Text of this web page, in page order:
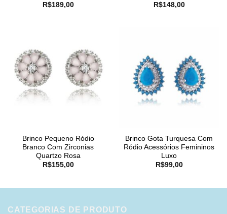
R$189,00
R$148,00
Brinco Pequeno Ródio
Branco Com Zirconias
Quartzo Rosa
R$155,00
Brinco Gota Turquesa Com
Ródio Acessórios Femininos
Luxo
R$99,00
CATEGORIAS DE PRODUTO